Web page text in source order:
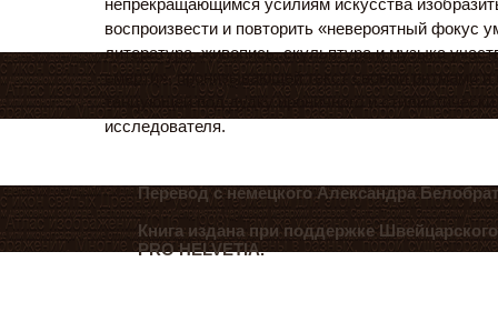
непрекращающимся усилиям искусства
воспроизвести и повторить «невероятный фокус
литература, живопись, скульптура и музыка
смерти», пронизывающей текст своими ритмами и
танцующей под дудку ироничного и
исследователя.
Перевод с немецкого Александра
Книга издана при поддержке
PRO HELVETIA.